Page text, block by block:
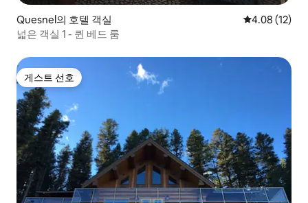
Quesnel의 호텔 객실 평점 4.08점
4.08 (12)
넓은 객실 1 - 퀸 베드 룸
게스트 선호
게스트 선호